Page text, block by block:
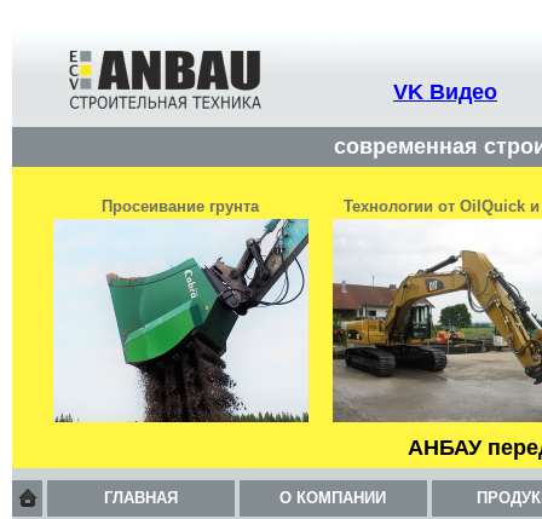
VK Видео
современная
Просеивание грунта Технологии от OilQuick
АНБАУ
ГЛАВНАЯ О КОМПАНИИ